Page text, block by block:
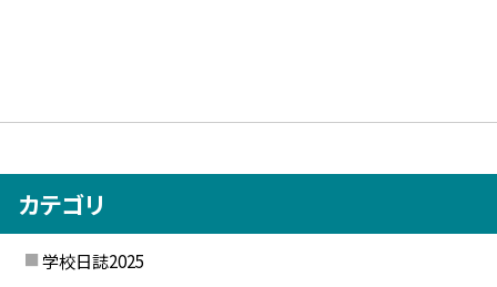
カテゴリ
学校日誌2025